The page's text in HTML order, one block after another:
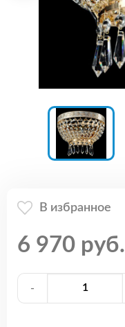
В избранное
6 970 руб.
-